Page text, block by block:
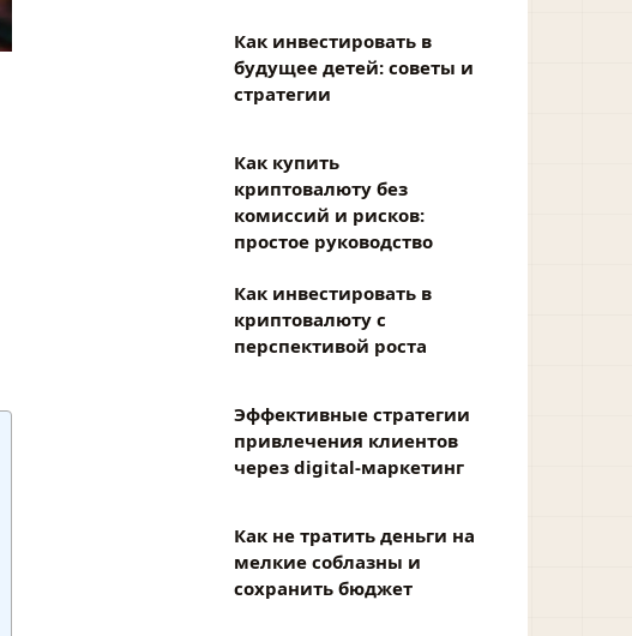
Как инвестировать в
будущее детей: советы и
стратегии
Как купить
криптовалюту без
комиссий и рисков:
простое руководство
Как инвестировать в
криптовалюту с
перспективой роста
Эффективные стратегии
привлечения клиентов
через digital-маркетинг
Как не тратить деньги на
мелкие соблазны и
сохранить бюджет